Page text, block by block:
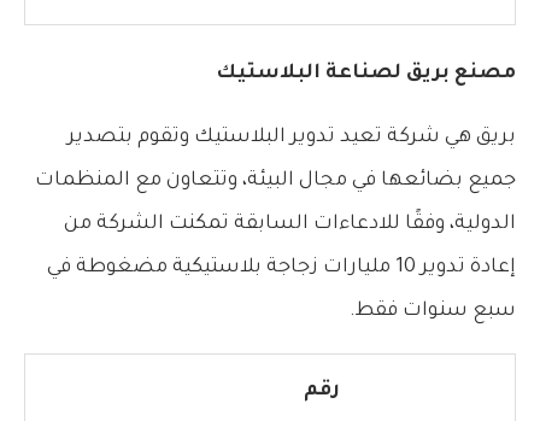
مصنع بريق لصناعة البلاستيك
بريق هي شركة تعيد تدوير البلاستيك وتقوم بتصدير
جميع بضائعها في مجال البيئة، وتتعاون مع المنظمات
الدولية، وفقًا للادعاءات السابقة تمكنت الشركة من
إعادة تدوير 10 مليارات زجاجة بلاستيكية مضغوطة في
سبع سنوات فقط.
رقم